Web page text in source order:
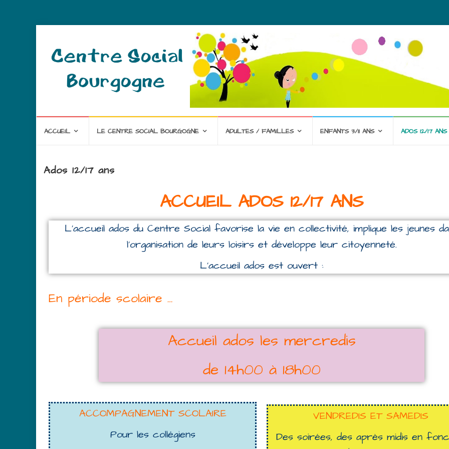
ACCUEIL LE CENTRE SOCIAL BOURGOGNE ADULTES / FAMILLES ENFANTS 3/11 ANS ADOS 12/17 ANS
Ados 12/17 ans
ACCUEIL ADOS 12/17 ANS
L’accueil ados du Centre Social favorise la vie en collectivité, implique les jeunes
l’organisation de leurs loisirs et développe leur citoyenneté.
L’accueil ados est ouvert :
En période scolaire …
Accueil ados les mercredis
de 14h00 à 18h00
ACCOMPAGNEMENT SCOLAIRE
Pour les collégiens
VENDREDIS ET SAMEDIS
Des soirées, des après midis en